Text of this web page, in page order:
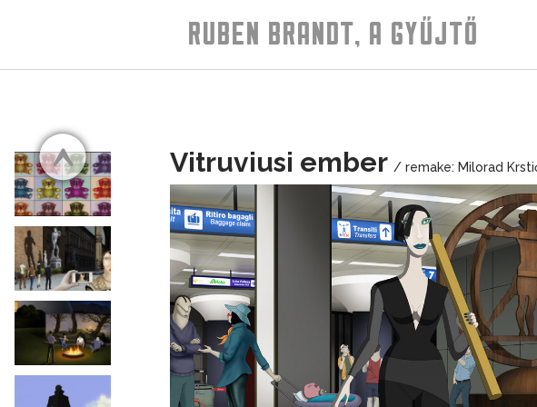
RUBEN BRANDT, A GYŰJTŐ
Vitruviusi ember / remake: Milorad